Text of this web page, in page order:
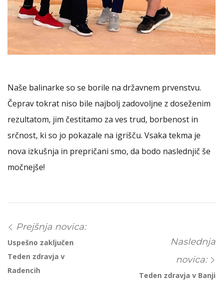
Naše balinarke so se borile na državnem prvenstvu.
Čeprav tokrat niso bile najbolj zadovoljne z doseženim
rezultatom, jim čestitamo za ves trud, borbenost in
srčnost, ki so jo pokazale na igrišču. Vsaka tekma je
nova izkušnja in prepričani smo, da bodo naslednjič še
močnejše!
Prejšnja novica:
Uspešno zaključen
Teden zdravja v
Radencih
Naslednja
novica:
Teden zdravja v Banji